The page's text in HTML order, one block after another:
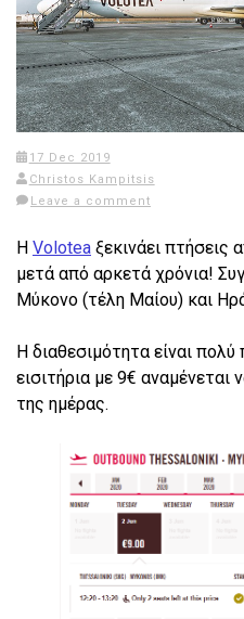
17 Dec 2019
Christos Kampitsis
Leave a comment
Η Volotea ξεκινάει πτήσεις
μετά από αρκετά χρόνια!
Μύκονο (τέλη Μαίου) και
Η διαθεσιμότητα είναι πολύ
εισιτήρια με 9€ αναμένεται
της ημέρας.